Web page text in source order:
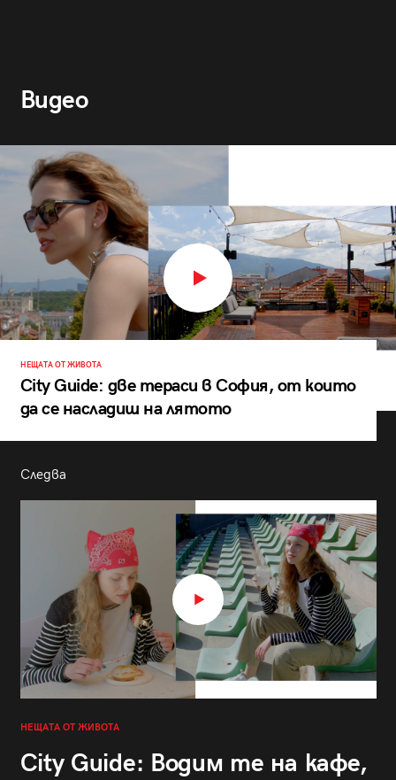
Видео
НЕЩАТА ОТ ЖИВОТА
City Guide: две тераси в София, от които
да се насладиш на лятото
Следва
НЕЩАТА ОТ ЖИВОТА
City Guide: Водим те на кафе,